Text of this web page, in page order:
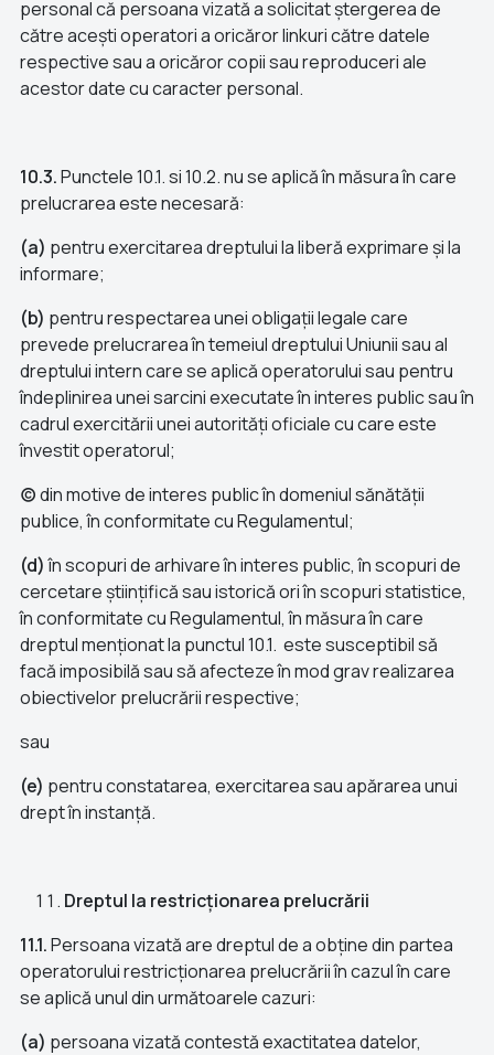
personal că persoana vizată a solicitat ștergerea de
către acești operatori a oricăror linkuri către datele
respective sau a oricăror copii sau reproduceri ale
acestor date cu caracter personal.
10.3.Punctele 10.1. si 10.2. nu se aplică în măsura în care
prelucrarea este necesară:
(a) pentru exercitarea dreptului la liberă exprimare și la
informare;
(b) pentru respectarea unei obligații legale care
prevede prelucrarea în temeiul dreptului Uniunii sau al
dreptului intern care se aplică operatorului sau pentru
îndeplinirea unei sarcini executate în interes public sau în
cadrul exercitării unei autorități oficiale cu care este
învestit operatorul;
(c)din motive de interes public în domeniul sănătății
publice, în conformitate cu Regulamentul;
(d)în scopuri de arhivare în interes public, în scopuri de
cercetare științifică sau istorică ori în scopuri statistice,
în conformitate cu Regulamentul, în măsura în care
dreptul menționat la punctul 10.1. este susceptibil să
facă imposibilă sau să afecteze în mod grav realizarea
obiectivelor prelucrării respective;
sau
(e) pentru constatarea, exercitarea sau apărarea unui
drept în instanță.
Dreptul la restricționarea prelucrării
11.1.Persoana vizată are dreptul de a obține din partea
operatorului restricționarea prelucrării în cazul în care
se aplică unul din următoarele cazuri:
(a) persoana vizată contestă exactitatea datelor,